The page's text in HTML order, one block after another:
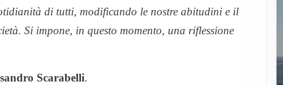
di tutti, modificando le nostre abitudini e il
Si impone, in questo momento, una riflessione
Scarabelli.